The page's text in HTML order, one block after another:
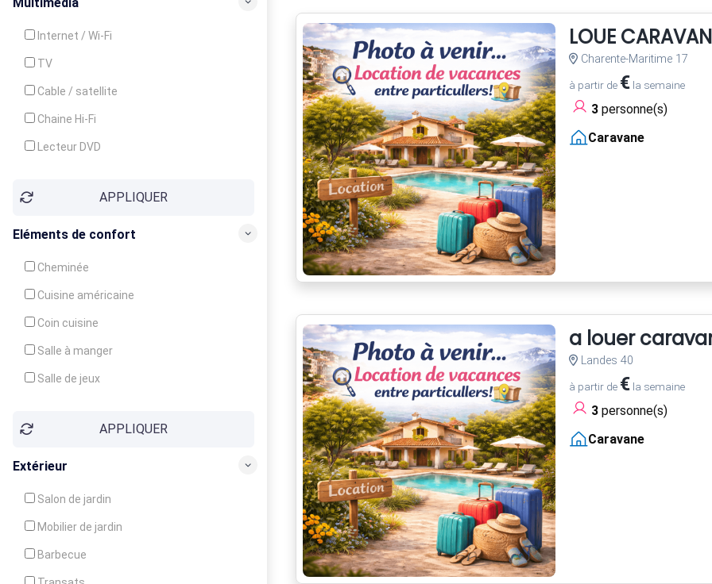
Internet / Wi-Fi
TV
Cable / satellite
Chaine Hi-Fi
Lecteur DVD
APPLIQUER
Eléments de confort
Cheminée
Cuisine américaine
Coin cuisine
Salle à manger
Salle de jeux
Balcon / Terrasse
APPLIQUER
Extérieur
Salon de jardin
Mobilier de jardin
Barbecue
LOUE
Charente-Maritime 17
à partir de €la semaine
3personne(s)
Caravane
a louer
Landes 40
à partir de €la semaine
3personne(s)
Caravane